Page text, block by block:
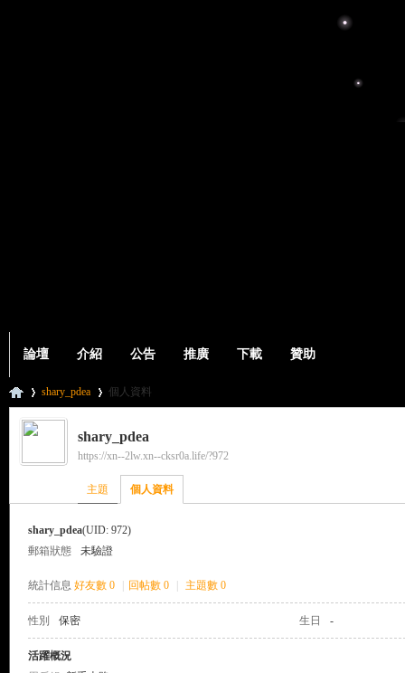
論壇 介紹 公告 推廣 下載 贊助
›
shary_pdea 個人資料
shary_pdea
https://xn--2lw.xn--cksr0a.life/?972
主題 個人資料
shary_pdea(UID: 972)
郵箱狀態
未驗證
統計信息 好友數 0 回帖數 0 主題數 0
性別 保密 生日 -
活躍概況